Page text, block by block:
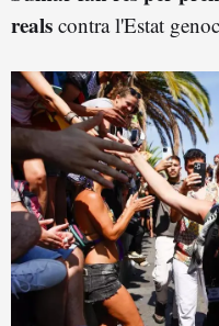
reals contra l'Estat